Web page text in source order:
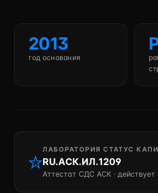
2013
год основания
ЛАБОРАТОРИЯ СТАТУС
RU.АСК.ИЛ.1209
Аттестат СДС АСК · действует